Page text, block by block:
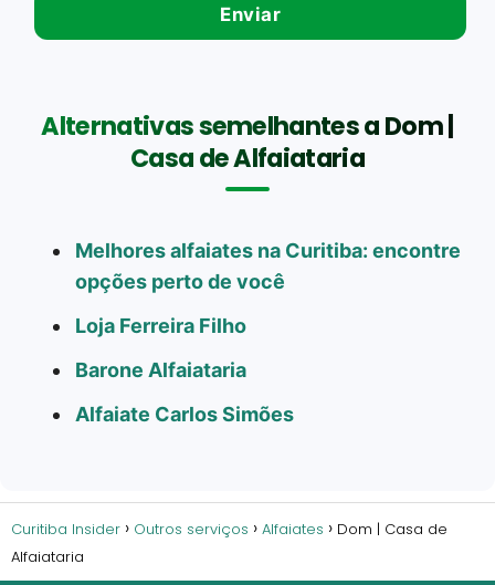
Alternativas semelhantes a Dom |
Casa de Alfaiataria
Melhores alfaiates na Curitiba: encontre
opções perto de você
Loja Ferreira Filho
Barone Alfaiataria
Alfaiate Carlos Simões
Curitiba Insider Outros serviços Alfaiates
Dom | Casa de
Alfaiataria